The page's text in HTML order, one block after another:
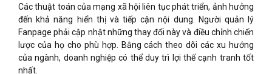
Các thuật toán của mạng xã hội liên tục phát triển, ảnh hưởng
đến khả năng hiển thị và tiếp cận nội dung. Người quản lý
Fanpage phải cập nhật những thay đổi này và điều chỉnh chiến
lược của họ cho phù hợp. Bằng cách theo dõi các xu hướng
của ngành, doanh nghiệp có thể duy trì lợi thế cạnh tranh tốt
nhất.